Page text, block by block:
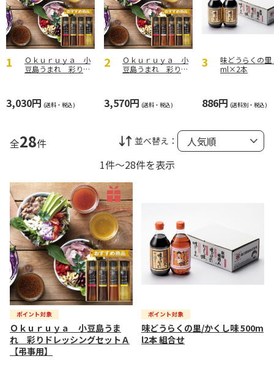
Ｏｋｕｒｕｙａ 小
豆島うまれ 彩りド
3,030円 (送料・税込)
Ｏｋｕｒｕｙａ 小
豆島うまれ 彩りド
3,570円 (送料・税込)
味どうらくの里
ml×2本
886円 (送料別・税込)
全28件 並べ替え：
1件～28件を表示
Ｏｋｕｒｕｙａ 小豆島うま
れ 彩りドレッシングセットＡ
【弔事用】
味どうらくの里/かくし味 500m
l2本 組合せ